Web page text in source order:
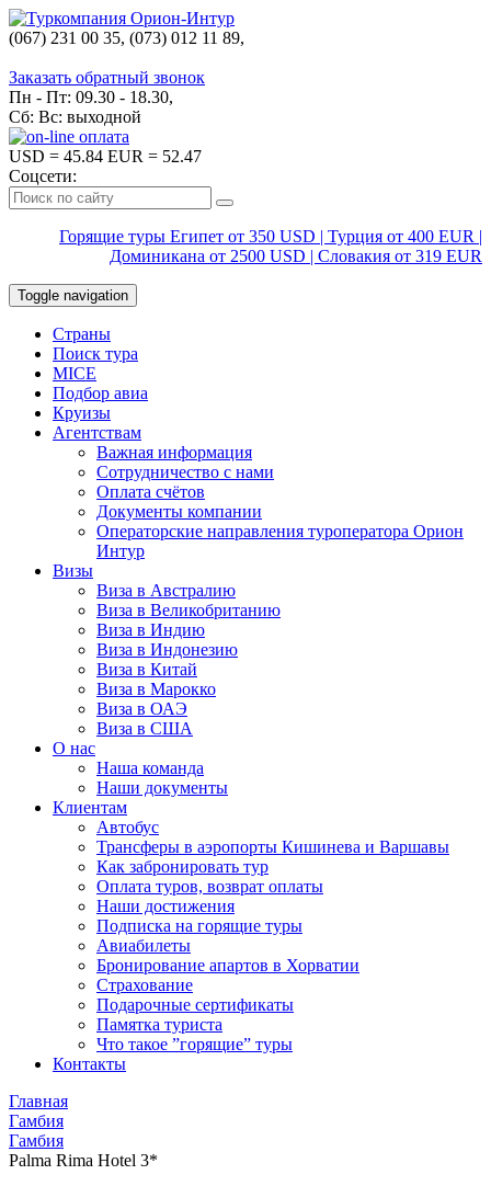
(067) 231 00 35, (073) 012 11 89,
Заказать обратный звонок
Пн - Пт: 09.30 - 18.30,
Сб: Вс: выходной
USD = 45.84 EUR = 52.47
Соцсети:
Горящие туры Египет от 350 USD | Турция от 400 EUR |
Доминикана от 2500 USD | Словакия от 319 EUR
Toggle navigation
Страны
Поиск тура
MICE
Подбор авиа
Круизы
Агентствам
Важная информация
Сотрудничество с нами
Оплата счётов
Документы компании
Операторские направления туроператора Орион
Интур
Визы
Виза в Австралию
Виза в Великобританию
Виза в Индию
Виза в Индонезию
Виза в Китай
Виза в Марокко
Виза в ОАЭ
Виза в США
О нас
Наша команда
Наши документы
Клиентам
Автобус
Трансферы в аэропорты Кишинева и Варшавы
Как забронировать тур
Оплата туров, возврат оплаты
Наши достижения
Подписка на горящие туры
Авиабилеты
Бронирование апартов в Хорватии
Страхование
Подарочные сертификаты
Памятка туриста
Что такое ”горящие” туры
Контакты
Главная
Гамбия
Гамбия
Palma Rima Hotel 3*